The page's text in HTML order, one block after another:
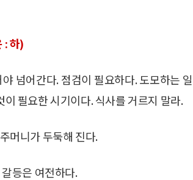
: 하)
넘어간다. 점검이 필요하다. 도모하는
필요한 시기이다. 식사를 거르지 말라.
머니가 두둑해 진다.
등은 여전하다.